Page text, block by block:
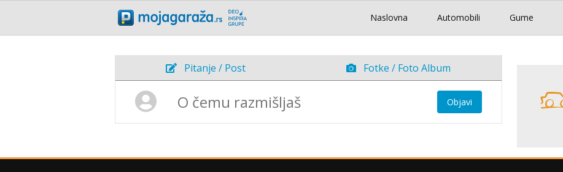
Naslovna Automobili Gume
Pitanje / Post Fotke / Foto Album
Objavi